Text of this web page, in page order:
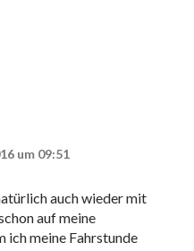
um 09:51
auch wieder mit
auf meine
ich meine Fahrstunde